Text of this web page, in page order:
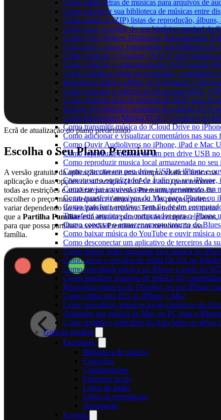
Como editar letras de músicas para arquivos de
Como transferir sua biblioteca de músicas entre
Como arquivar (ZIP) listas de reprodução,
Como fazer scrobble do seu histórico musical do
Como Usar Widgets Dinâmicos Reproduzindo
Guia passo a passo: Importando sua biblioteca
Como conectar o Synology NAS e ouvir música
Como conectar o armazenamento NAS usando
Como visualizar letras incorporadas,
Reproduzir música offline no Evermusic e
Como exportar a coleção de faixas para M3U,
Como importar lista de reprodução M3U para
Exporte seu histórico completo de audição do
Como Reproduzir Música FLAC (Lossless) no
Como transmitir música do iCloud Drive no
Como adicionar e visualizar comentários nas
Como Ouvir Audiolivros no iPhone, iPad e Mac
Como reproduzir música de um pen drive USB
Como reproduzir musica local armazenada no
Como conectar um pen drive USB ao iPhone e
Como usar o equalizador de áudio no seu
Como enviar arquivos para o armazenamento
Como transferir arquivos do Mac para iPhone ou
Como transferir arquivos sem fio de um
Transferir arquivos do computador para o iPhone
Como conectar o armazenamento interno do
Como baixar música do YouTube e ouvir música
Como desconectar um aplicativo de terceiros da
Como gravar vídeo enquanto toca música no
Como ativar o servidor de mídia DLNA no
Como reproduzir música no iPhone a partir do
Como transferir arquivos de música do
Reproduza músicas do Dropbox no seu iPhone
Como editar tags ID3 no iPhone e Mac
Como reproduzir arquivos locais (arquivos do
Transmita sua música do Mac ou PC para o
Como instalar o aplicativo da App Store ou
Guia do usuário
Evermusic
Biblioteca de música
Conexões
Configurações
Ficheiros locais
Leitor de áudio
Listas de reprodução
Navegação
Evertag
Ecrã de atualização do plano predefinido
Escolha o Seu Plano Premium
A versão gratuita da aplicação oferece uma compra vitalícia única na
aplicação e duas opções de subscrição (1 mês e 1 ano) para remover
todas as restrições e atualizar para a versão Premium, permitindo-lhe
escolher o preço mais adequado e ótimo para si. Os preços podem
variar dependendo do seu país ou território. Tenha também em mente
que a Partilha Familiarestá ativada para todas as compras e planos,
para que possa partilhar a versão Premium com membros da sua
família.